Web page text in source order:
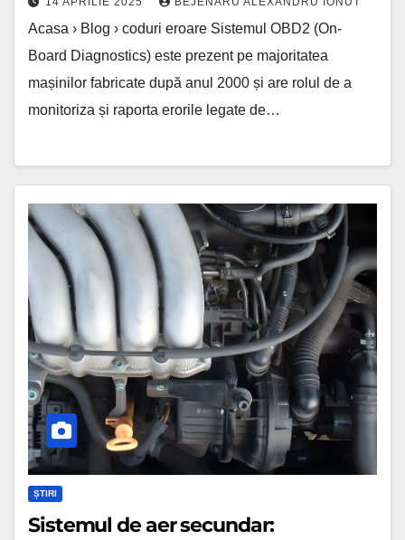
Acasa › Blog › coduri eroare Sistemul OBD2 (On-
Board Diagnostics) este prezent pe majoritatea
mașinilor fabricate după anul 2000 și are rolul de a
monitoriza și raporta erorile legate de…
Sistemul
de
secundar:
Funcționare,
Defecțiuni
și
Diagnosticare
ȘTIRI
Sistemul de aer secundar: